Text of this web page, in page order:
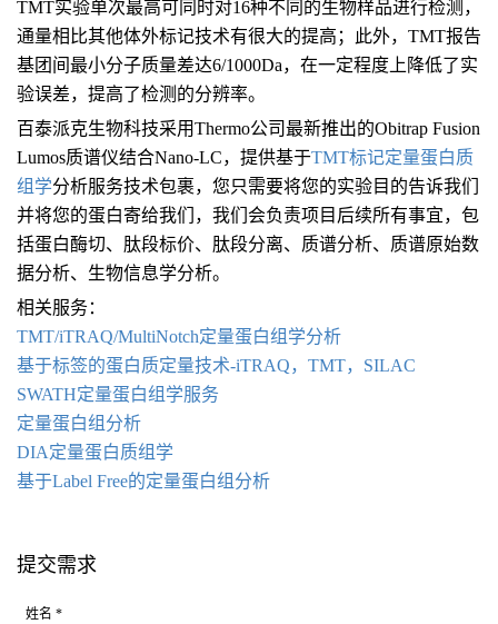
TMT实验单次最高可同时对16种不同的生物样品进行检测，
通量相比其他体外标记技术有很大的提高；此外，TMT报告
基团间最小分子质量差达6/1000Da，在一定程度上降低了实
验误差，提高了检测的分辨率。
百泰派克生物科技采用Thermo公司最新推出的Obitrap Fusion
Lumos质谱仪结合Nano-LC，提供基于TMT标记定量蛋白质
组学分析服务技术包裹，您只需要将您的实验目的告诉我们
并将您的蛋白寄给我们，我们会负责项目后续所有事宜，包
括蛋白酶切、肽段标价、肽段分离、质谱分析、质谱原始数
据分析、生物信息学分析。
相关服务：
TMT/iTRAQ/MultiNotch定量蛋白组学分析
基于标签的蛋白质定量技术-iTRAQ，TMT，SILAC
SWATH定量蛋白组学服务
定量蛋白组 分析
DIA定量蛋白质组学
基于Label Free的定量蛋白组分析
提交需求
姓名 *